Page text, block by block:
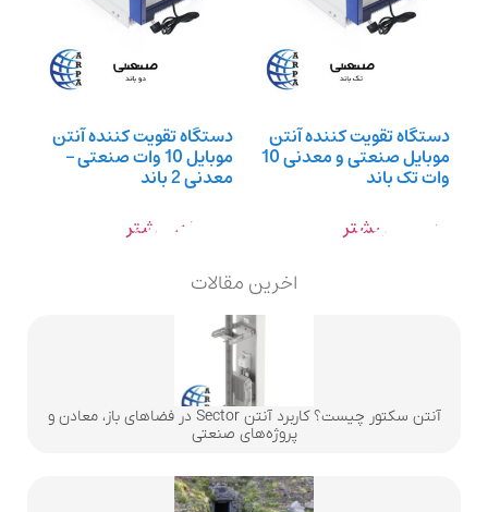
دستگاه تقویت کننده آنتن
موبایل صنعتی و معدنی 10
وات تک باند
اطلاعات بیشتر
دستگاه تقویت کننده آنتن
موبایل 10 وات صنعتی –
معدنی 2 باند
اطلاعات بیشتر
اخرین مقالات
آنتن سکتور چیست؟ کاربرد آنتن Sector در فضاهای باز، معادن و
پروژه‌های صنعتی